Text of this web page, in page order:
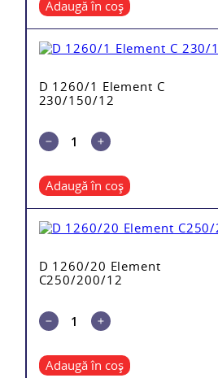
Adaugă în coș
D 1260/1 Element C
230/150/12
Adaugă în coș
D 1260/20 Element
C250/200/12
Adaugă în coș